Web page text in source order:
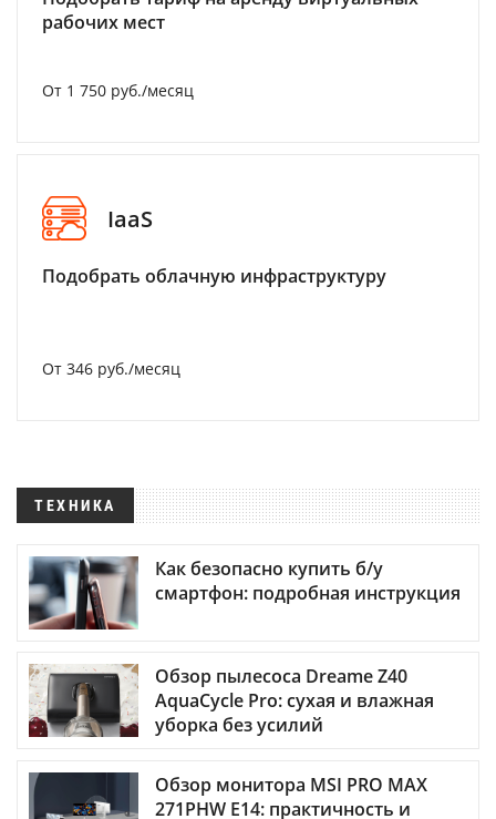
рабочих мест
От 1 750 руб./месяц
IaaS
Подобрать облачную инфраструктуру
От 346 руб./месяц
ТЕХНИКА
Как безопасно купить б/у
смартфон: подробная инструкция
Обзор пылесоса Dreame Z40
AquaCycle Pro: сухая и влажная
уборка без усилий
Обзор монитора MSI PRO MAX
271PHW E14: практичность и